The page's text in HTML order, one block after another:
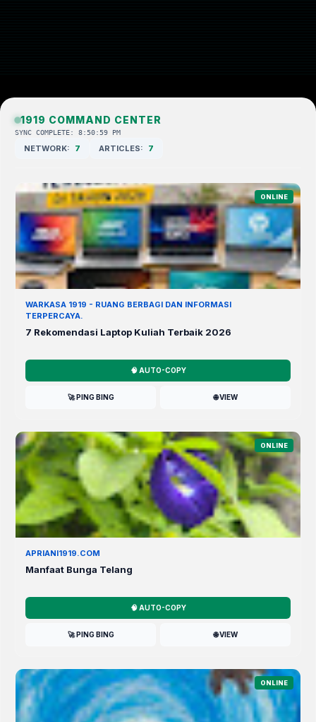
1919 COMMAND CENTER
SYNC COMPLETE: 8:50:59 PM
NETWORK: 7 ARTICLES: 7
ONLINE
WARKASA 1919 - RUANG BERBAGI DAN INFORMASI
TERPERCAYA.
7 Rekomendasi Laptop Kuliah Terbaik 2026
🧠 AUTO-COPY
🚀 PING BING 🌐 VIEW
ONLINE
APRIANI1919.COM
Manfaat Bunga Telang
🧠 AUTO-COPY
🚀 PING BING 🌐 VIEW
ONLINE